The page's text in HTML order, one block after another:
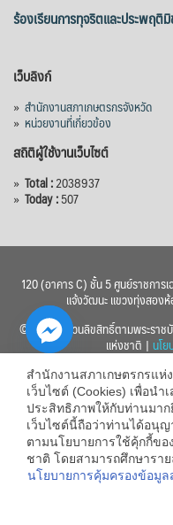
ร้องเรียนการทุจริตและประพฤติ
เว็บลิงก์
» สำนักงานสภาเกษตรกรจังหวัด
» หน่วยงานที่เกี่ยวข้อง
สถิติผู้ใช้งานเว็บไซต์
» Total :2038937
» Today :507
120 (อาคาร C) ชั้น 5 ศูนย์ราชกา
แจ้งวัฒนะ แขวงทุ่งสอง
© 2560 สงวนลิขสิทธิ์ตามพระราช
แห่งชาติ | นโ
สำนักงานสภาเกษตรกรแห่
เว็บไซต์ (Cookies) เพื่อนำ
ประสิทธิภาพให้กับท่านมา
เว็บไซต์นี้ถือว่าท่านได้อนุ
ตามนโยบายการใช้คุ้กกี้ขอ
ชาติ โดยสามารถศึกษาราย
นโยบายการคุ้มครองข้อมู
Hide
chaty